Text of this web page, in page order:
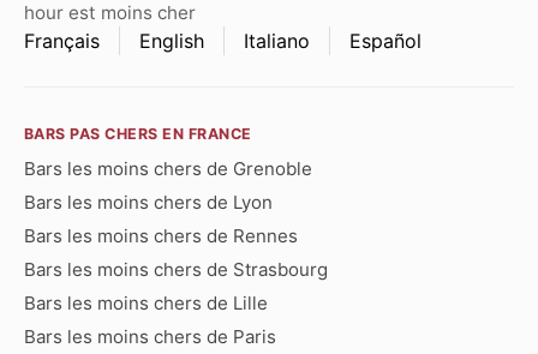
hour est moins cher
Français English Italiano Español
BARS PAS CHERS EN FRANCE
Bars les moins chers de Grenoble
Bars les moins chers de Lyon
Bars les moins chers de Rennes
Bars les moins chers de Strasbourg
Bars les moins chers de Lille
Bars les moins chers de Paris